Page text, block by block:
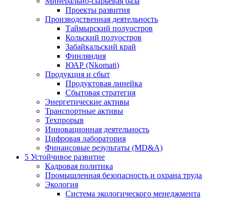
Проекты развития
Производственная деятельность
Таймырский полуостров
Кольский полуостров
Забайкальский край
Финляндия
ЮАР (Nkomati)
Продукция и сбыт
Продуктовая линейка
Сбытовая стратегия
Энергетические активы
Транспортные активы
Техпрорыв
Инновационная деятельность
Цифровая лаборатория
Финансовые результаты (MD&A)
5 Устойчивое развитие
Кадровая политика
Промышленная безопасность и охрана труда
Экология
Система экологического менеджмента